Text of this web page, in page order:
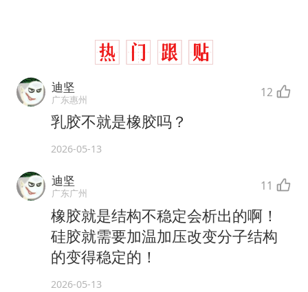
迪坚
广东惠州 12
乳胶不就是橡胶吗？
2026-05-13
迪坚
广东广州 11
橡胶就是结构不稳定会析出的啊！
硅胶就需要加温加压改变分子结构
的变得稳定的！
2026-05-13